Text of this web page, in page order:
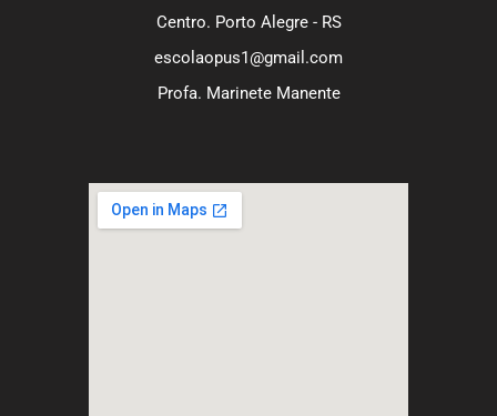
Centro. Porto Alegre - RS
escolaopus1@gmail.com
Profa. Marinete Manente